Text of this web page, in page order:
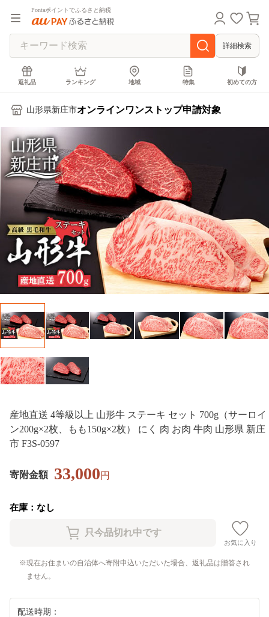
Pontaポイントでふるさと納税
詳細検索
返礼品 ランキング 地域 特集 初めての方
山形県新庄市オンラインワンストップ申請対象
産地直送 4等級以上 山形牛 ステーキ セット 700g（サーロイ
ン200g×2枚、もも150g×2枚） にく 肉 お肉 牛肉 山形県 新庄
市 F3S-0597
寄附金額 33,000円
在庫：なし
お気に入り
現在お住まいの自治体へ寄附申込いただいた場合、返礼品は贈答され
ません。
配送時期：